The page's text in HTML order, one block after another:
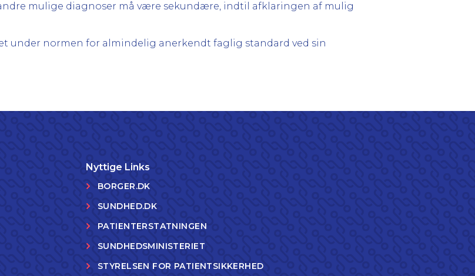
mulige diagnoser må være sekundære, indtil afklaringen af mulig
under normen for almindelig anerkendt faglig standard ved sin
Nyttige Links
BORGER.DK
SUNDHED.DK
PATIENTERSTATNINGEN
SUNDHEDSMINISTERIET
STYRELSEN FOR PATIENTSIKKERHED